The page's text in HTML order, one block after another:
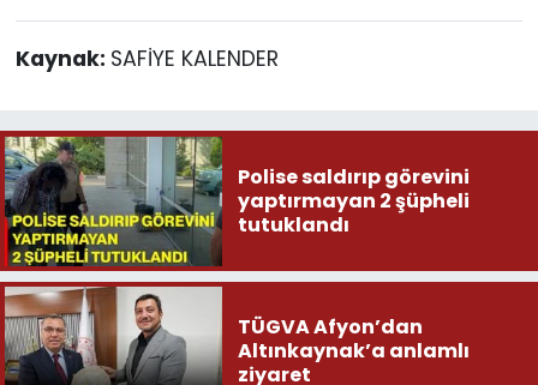
Kaynak: SAFİYE KALENDER
Polise saldırıp görevini
yaptırmayan 2 şüpheli
tutuklandı
TÜGVA Afyon’dan
Altınkaynak’a anlamlı
ziyaret